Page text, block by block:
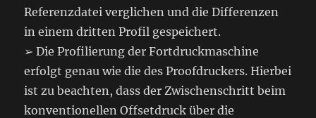
Referenzdatei verglichen und die Differenzen
in einem dritten Profil gespeichert.
➢ Die Profilierung der Fortdruckmaschine
erfolgt genau wie die des Proofdruckers. Hierbei
ist zu beachten, dass der Zwischenschritt beim
konventionellen Offsetdruck über die